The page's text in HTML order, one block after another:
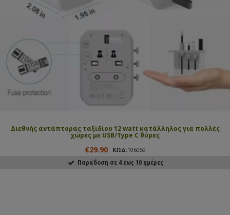
Διεθνής αντάπτορας ταξιδίου 12 watt κατάλληλος για πολλές
χώρες με USB/Type C θύρες
€29.90 ΚΩΔ:106059
Παράδοση σε 4 έως 10 ημέρες